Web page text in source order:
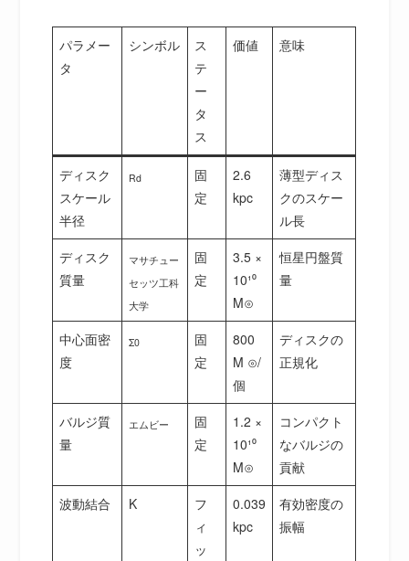
パラメー
タ
シンボル
ス
テ
ー
タ
ス
価値 意味
ディスク
スケール
半径
Rd
固
定
2.6
kpc
薄型ディス
クのスケー
ル長
ディスク
質量
マサチュー
セッツ工科
大学
固
定
3.5 ×
10¹⁰
M⊙
恒星円盤質
量
中心面密
度
Σ0
固
定
800
M ⊙/
個
ディスクの
正規化
バルジ質
量
エムビー
固
定
1.2 ×
10¹⁰
M⊙
コンパクト
なバルジの
貢献
波動結合
K
フ
ィ
ッ
0.039
kpc
有効密度の
振幅